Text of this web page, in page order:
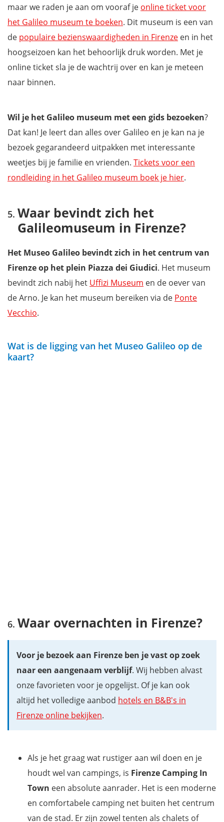
maar we raden je aan om vooraf je online ticket voor
het Galileo museum te boeken. Dit museum is een van
de populaire bezienswaardigheden in Firenze en in het
hoogseizoen kan het behoorlijk druk worden. Met je
online ticket sla je de wachtrij over en kan je meteen
naar binnen.
Wil je het Galileo museum met een gids bezoeken?
Dat kan! Je leert dan alles over Galileo en je kan na je
bezoek gegarandeerd uitpakken met interessante
weetjes bij je familie en vrienden. Tickets voor een
rondleiding in het Galileo museum boek je hier.
Waar bevindt zich het
Galileomuseum in Firenze?
Het Museo Galileo bevindt zich in het centrum van
Firenze op het plein Piazza dei Giudici. Het museum
bevindt zich nabij het Uffizi Museum en de oever van
de Arno. Je kan het museum bereiken via de Ponte
Vecchio.
Wat is de ligging van het Museo Galileo op de
kaart?
Waar overnachten in Firenze?
Voor je bezoek aan Firenze ben je vast op zoek
naar een aangenaam verblijf. Wij hebben alvast
onze favorieten voor je opgelijst. Of je kan ook
altijd het volledige aanbod hotels en B&B's in
Firenze online bekijken.
Als je het graag wat rustiger aan wil doen en je
houdt wel van campings, is Firenze Camping In
Town een absolute aanrader. Het is een moderne
en comfortabele camping net buiten het centrum
van de stad. Er zijn zowel tenten als chalets of